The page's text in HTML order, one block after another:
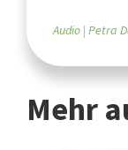
Audio Petra
Mehr